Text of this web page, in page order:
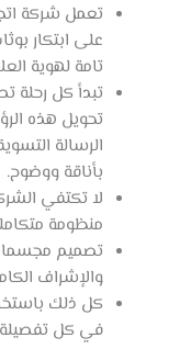
تعمل شركة
على ابتكار
تامة لهوية
تبدأ كل رحلة
تحويل هذه
الرسالة
بأناقة ووضوح.
لا تكتفي
منظومة
تصميم مجسمات
والإشراف
كل ذلك
في كل